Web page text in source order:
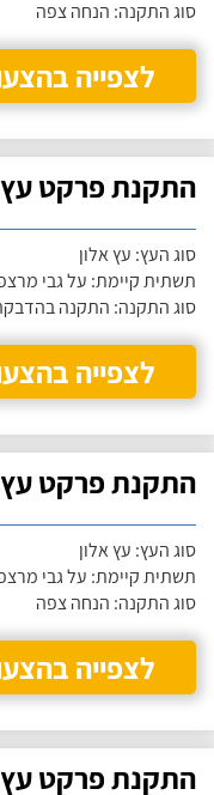
סוג התקנה: הנחה צפה
לצפייה
התקנת פרקט
סוג העץ: עץ אלון
תשתית קיימת: על גבי
סוג התקנה: התקנה
לצפייה
התקנת פרקט
סוג העץ: עץ אלון
תשתית קיימת: על גבי
סוג התקנה: הנחה צפה
לצפייה
התקנת פרקט